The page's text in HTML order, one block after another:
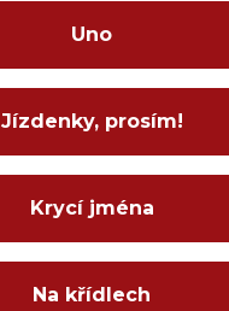
Uno
Jízdenky, prosím!
Krycí jména
Na křídlech